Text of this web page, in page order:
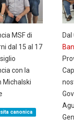
MSF di
dal 15 al 17
con la
Michalski
canonica